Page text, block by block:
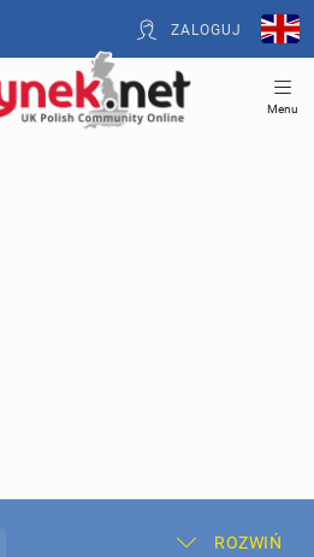
ZALOGUJ
Menu
ROZWIŃ